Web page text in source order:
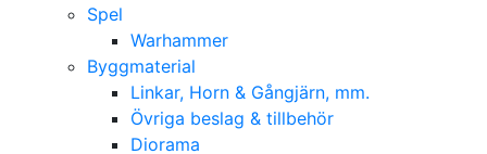
Spel
Warhammer
Byggmaterial
Linkar, Horn & Gångjärn, mm.
Övriga beslag & tillbehör
Diorama